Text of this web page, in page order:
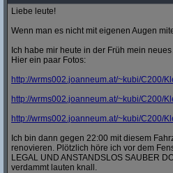
Liebe leute!
Wenn man es nicht mit eigenen Augen
Ich habe mir heute in der Früh mein
Hier ein paar Fotos:
http://wrms002.joanneum.at/~kubi/C200/
http://wrms002.joanneum.at/~kubi/C200/
http://wrms002.joanneum.at/~kubi/C200/
Ich bin dann gegen 22:00 mit diesem
renovieren. Plötzlich höre ich vor dem
LEGAL UND ANSTANDSLOS SAUBER
verdammt lauten knall.